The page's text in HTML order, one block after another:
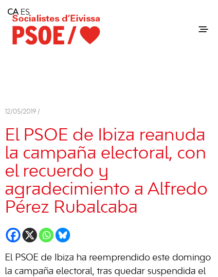
Consell Insular d'Eivissa
Services
Contact
12/05/2019 /
El PSOE de Ibiza reanuda
la campaña electoral, con
el recuerdo y
agradecimiento a Alfredo
Pérez Rubalcaba
El PSOE de Ibiza ha reemprendido este domingo
la campaña electoral, tras quedar suspendida el
CA ES